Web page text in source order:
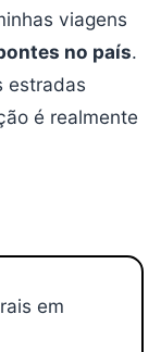
viagens
no país.
estradas
é realmente
em